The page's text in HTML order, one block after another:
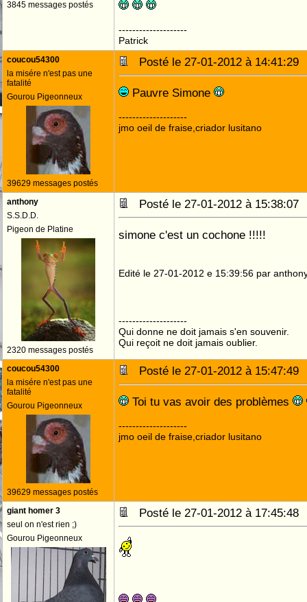
3845 messages postés
--------------------
Patrick
coucou54300
la misére n'est pas une
fatalité
Gourou Pigeonneux
39629 messages postés
Posté le 27-01-2012 à
Pauvre Simone
--------------------
jmo oeil de fraise,criador lusitano
anthony
S.S.D.D.
Pigeon de Platine
2320 messages postés
Posté le 27-01-2012 à
simone c'est un cochone !!!!!
Edité le 27-01-2012 e 15:39:56 par
--------------------
Qui donne ne doit jamais s'en souvenir.
Qui reçoit ne doit jamais oublier.
coucou54300
la misére n'est pas une
fatalité
Gourou Pigeonneux
39629 messages postés
Posté le 27-01-2012 à
Toi tu vas avoir des problèmes
--------------------
jmo oeil de fraise,criador lusitano
giant homer 3
seul on n'est rien ;)
Gourou Pigeonneux
Posté le 27-01-2012 à